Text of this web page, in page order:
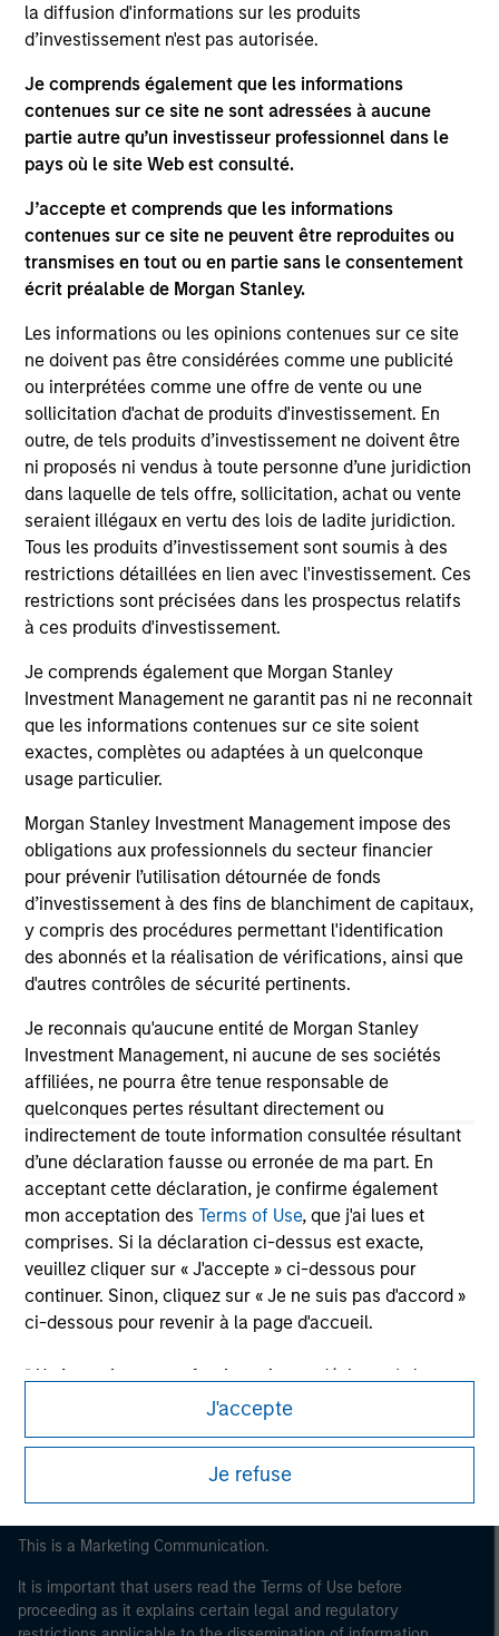
la diffusion d'informations sur les produits
d’investissement n'est pas autorisée.
Je comprends également que les informations
contenues sur ce site ne sont adressées à aucune
partie autre qu’un investisseur professionnel dans le
pays où le site Web est consulté.
J’accepte et comprends que les informations
contenues sur ce site ne peuvent être reproduites ou
transmises en tout ou en partie sans le consentement
écrit préalable de Morgan Stanley.
Les informations ou les opinions contenues sur ce site
ne doivent pas être considérées comme une publicité
ou interprétées comme une offre de vente ou une
sollicitation d'achat de produits d'investissement. En
outre, de tels produits d’investissement ne doivent être
ni proposés ni vendus à toute personne d’une juridiction
dans laquelle de tels offre, sollicitation, achat ou vente
seraient illégaux en vertu des lois de ladite juridiction.
Tous les produits d’investissement sont soumis à des
restrictions détaillées en lien avec l'investissement. Ces
restrictions sont précisées dans les prospectus relatifs
à ces produits d'investissement.
Je comprends également que Morgan Stanley
Investment Management ne garantit pas ni ne reconnait
que les informations contenues sur ce site soient
exactes, complètes ou adaptées à un quelconque
usage particulier.
Morgan Stanley Investment Management impose des
obligations aux professionnels du secteur financier
pour prévenir l’utilisation détournée de fonds
d’investissement à des fins de blanchiment de capitaux,
y compris des procédures permettant l'identification
des abonnés et la réalisation de vérifications, ainsi que
d'autres contrôles de sécurité pertinents.
Je reconnais qu'aucune entité de Morgan Stanley
Investment Management, ni aucune de ses sociétés
affiliées, ne pourra être tenue responsable de
quelconques pertes résultant directement ou
indirectement de toute information consultée résultant
d’une déclaration fausse ou erronée de ma part. En
acceptant cette déclaration, je confirme également
mon acceptation desTerms of Use, que j'ai lues et
comprises. Si la déclaration ci-dessus est exacte,
veuillez cliquer sur « J'accepte » ci-dessous pour
continuer. Sinon, cliquez sur « Je ne suis pas d'accord »
ci-dessous pour revenir à la page d'accueil.
* UnInvestisseur professionnelpeut désigner (tel
qu’interprété à l’annexe II, partie I, de la directive
autorisée et réglementée, une compagnie d'assurance,
un organisme de placement collectif ou la société de
gestion de cet organisme, un fonds de pension ou la
négociation de matières premières ou d’instruments
dérivés sur matières premières ou un autre investisseur
J'accepte
Je refuse
TALES FROM THE EMERGING WORLD
Video: The De-Americanization of
Globalization
anchor of a rules-based global system. But as
Washington’s economic engagement with the
world becomes driven more by national
priorities rather than institutional
commitments, the rest of the world is quietly
building buffers and hedging U.S. dependency.
As Jitania Kandhari explains, this is not the end
of globalization, but the gradual de-
Americanization of it.
22-APR-2026
May not represent all Team Members.
The information on this page is for informational
purposes only. The information contained herein does
not constitute and should not be construed as an
solicitation of an offer to buy any securities in any
jurisdiction in which such offer or solicitation,
purchase or sale would be unlawful under the
securities, insurance or other laws of such jurisdiction.
All investing involves risks, including a loss of principal.
Please refer to the strategy detail page for important
information on the strategy, including additional risk
Morgan Stanley
Morgan Stanley Careers
This is a Marketing Communication.
It is important that users read the Terms of Use before
proceeding as it explains certain legal and regulatory